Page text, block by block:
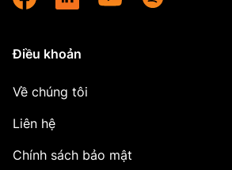
Điều khoản
Về chúng tôi
Liên hệ
Chính sách bảo mật